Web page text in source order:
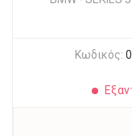
Κωδικός: